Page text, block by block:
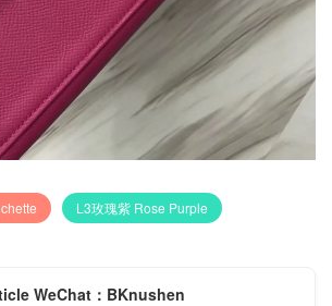
L3玫瑰紫 Rose Purple
WeChat：BKnushen